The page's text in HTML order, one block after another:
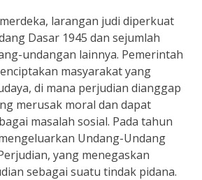
larangan judi diperkuat
Dasar 1945 dan sejumlah
undangan lainnya. Pemerintah
masyarakat yang
di mana perjudian dianggap
merusak moral dan dapat
masalah sosial. Pada tahun
Undang-Undang
yang menegaskan
sebagai suatu tindak pidana.